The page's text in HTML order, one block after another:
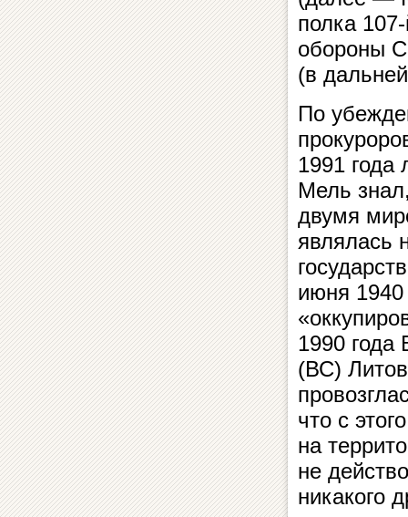
полка
обороны
(в
По
1991 года
Мель
двумя
являлась
июня 1940
1990 года
(ВС)
что с
на
не
никакого